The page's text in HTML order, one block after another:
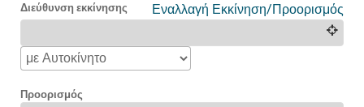
Εναλλαγή Εκκίνηση/Προορισμός
Διεύθυνση εκκίνησης
Προορισμός